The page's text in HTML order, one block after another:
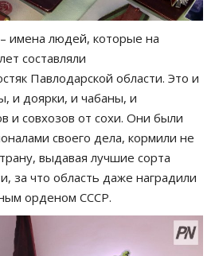
имена людей, которые на
составляли
Павлодарской области. Это и
и доярки, и чабаны, и
и совхозов от сохи. Они были
своего дела, кормили не
выдавая лучшие сорта
за что область даже наградили
орденом СССР.